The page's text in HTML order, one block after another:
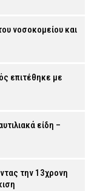
νοσοκομείου και
επιτέθηκε με
είδη –
την 13χρονη